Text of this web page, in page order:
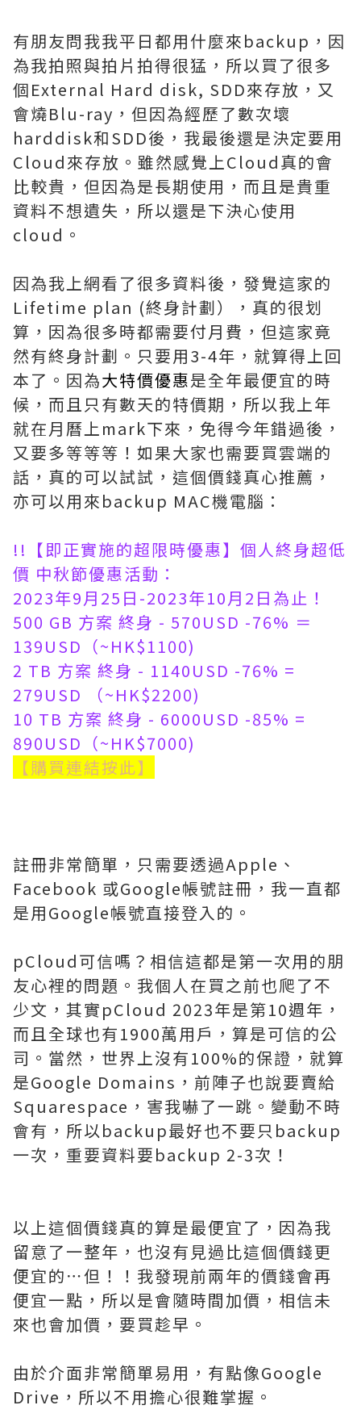
有朋友問我我平日都用什麼來backup，因
為我拍照與拍片拍得很猛，所以買了很多
個External Hard disk, SDD來存放，又
會燒Blu-ray，但因為經歷了數次壞
harddisk和SDD後，我最後還是決定要用
Cloud來存放。雖然感覺上Cloud真的會
比較貴，但因為是長期使用，而且是貴重
資料不想遺失，所以還是下決心使用
cloud。
因為我上網看了很多資料後，發覺這家的
Lifetime plan (終身計劃），真的很划
算，因為很多時都需要付月費，但這家竟
然有終身計劃。只要用3-4年，就算得上回
本了。因為大特價優惠是全年最便宜的時
候，而且只有數天的特價期，所以我上年
就在月曆上mark下來，免得今年錯過後，
又要多等等等！如果大家也需要買雲端的
話，真的可以試試，這個價錢真心推薦，
亦可以用來backup MAC機電腦：
!!【即正實施的超限時優惠】個人終身超低
價 中秋節優惠活動：
2023年9月25日-2023年10月2日為止！
500 GB 方案 終身 - 570USD -76% ＝
139USD（~HK$1100)
2 TB 方案 終身 - 1140USD -76% =
279USD （~HK$2200)
10 TB 方案 終身 - 6000USD -85% =
890USD（~HK$7000)
【購買連結按此】
註冊非常簡單，只需要透過Apple、
Facebook 或Google帳號註冊，我一直都
是用Google帳號直接登入的。
pCloud可信嗎？相信這都是第一次用的朋
友心裡的問題。我個人在買之前也爬了不
少文，其實pCloud 2023年是第10週年，
而且全球也有1900萬用戶，算是可信的公
司。當然，世界上沒有100%的保證，就算
是Google Domains，前陣子也說要賣給
Squarespace，害我嚇了一跳。變動不時
會有，所以backup最好也不要只backup
一次，重要資料要backup 2-3次！
以上這個價錢真的算是最便宜了，因為我
留意了一整年，也沒有見過比這個價錢更
便宜的⋯但！！我發現前兩年的價錢會再
便宜一點，所以是會隨時間加價，相信未
來也會加價，要買趁早。
由於介面非常簡單易用，有點像Google
Drive，所以不用擔心很難掌握。